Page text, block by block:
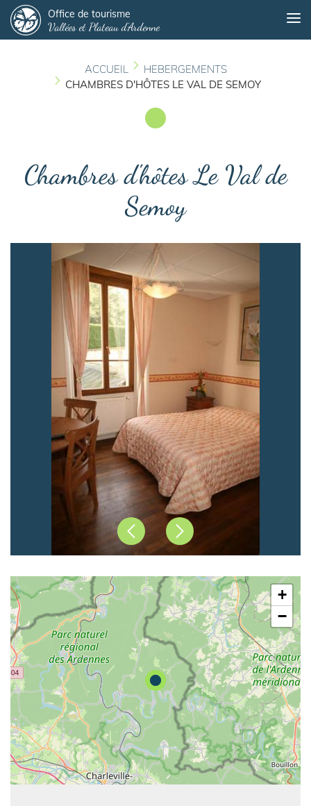
au
contenu
Office de tourisme
Vallées et Plateau d'Ardenne
ACCUEIL
HEBERGEMENTS
CHAMBRES D'HÔTES LE VAL DE SEMOY
Chambres d'hôtes Le Val de
Semoy
PrécédentSuivant
+
−
Panneau de gestion des cookies